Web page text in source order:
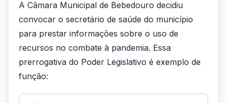
A Câmara Municipal de Bebedouro decidiu
convocar o secretário de saúde do município
para prestar informações sobre o uso de
recursos no combate à pandemia. Essa
prerrogativa do Poder Legislativo é exemplo de
função: